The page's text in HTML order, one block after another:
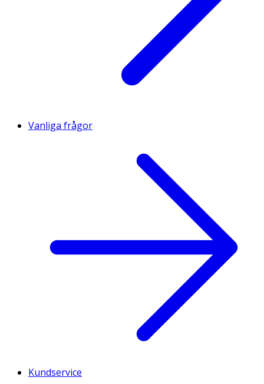
Vanliga frågor
Kundservice